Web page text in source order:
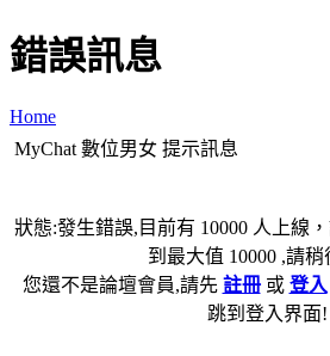
錯誤訊息
Home
MyChat 數位男女 提示訊息
狀態:發生錯誤,目前有 10000 人上線
到最大值 10000 ,請
您還不是論壇會員,請先 註冊或 登入
跳到登入界面!